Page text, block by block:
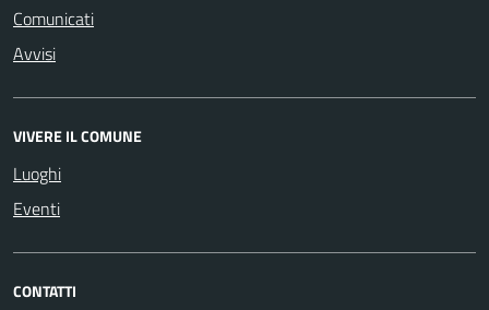
Comunicati
Avvisi
VIVERE IL COMUNE
Luoghi
Eventi
CONTATTI